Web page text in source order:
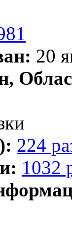
20
224
1032